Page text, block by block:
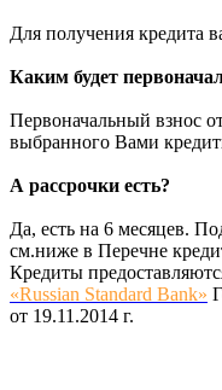
Для получения кредита
Каким будет
Первоначальный взнос
выбранного Вами
А рассрочки есть?
Да, есть на 6 месяцев.
см.ниже в Перечне
Кредиты
«Russian Standard Bank»
от 19.11.2014 г.